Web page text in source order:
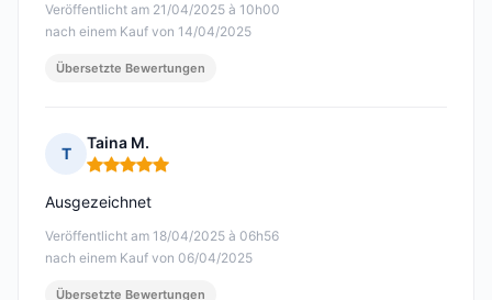
Veröffentlicht am 21/04/2025 à 10h00
nach einem Kauf von 14/04/2025
Übersetzte Bewertungen
T
Taina M.
Hinweis: 5 von 5
Veröffentlicht am 18/04/2025 à 06h56
nach einem Kauf von 06/04/2025
Ausgezeichnet
Übersetzte Bewertungen